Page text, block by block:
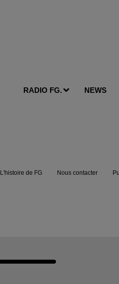
RADIO FG. NEWS
L'histoire de FG Nous contacter